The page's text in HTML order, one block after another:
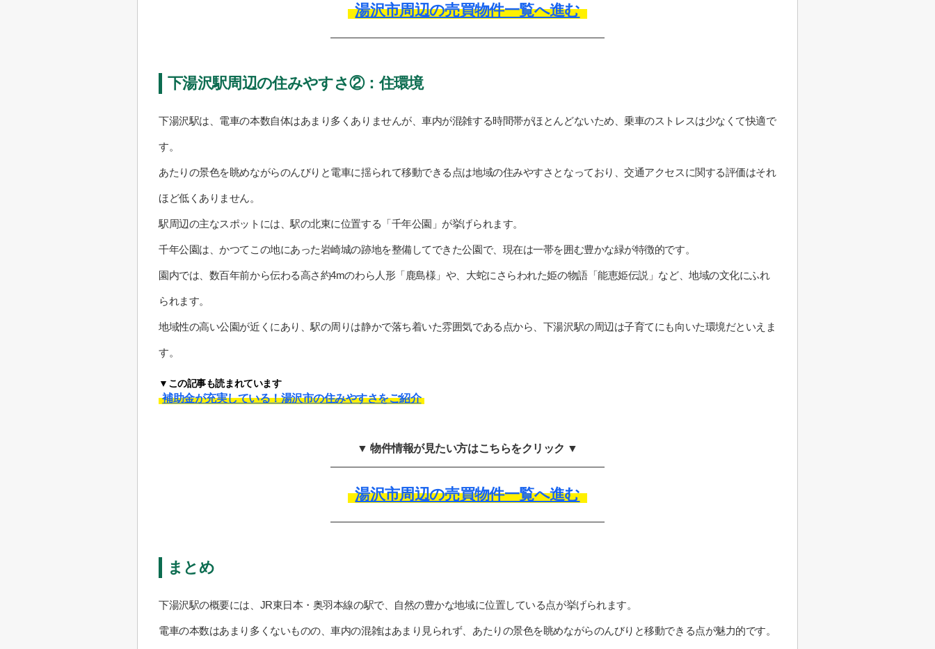
湯沢市周辺の売買物件一覧へ進む
下湯沢駅周辺の住みやすさ②：住環境
下湯沢駅は、電車の本数自体はあまり多くありませんが、車内が混雑する時間帯がほとんどないため、乗車のストレスは少なくて快適で
す。
あたりの景色を眺めながらのんびりと電車に揺られて移動できる点は地域の住みやすさとなっており、交通アクセスに関する評価はそれ
ほど低くありません。
駅周辺の主なスポットには、駅の北東に位置する「千年公園」が挙げられます。
千年公園は、かつてこの地にあった岩崎城の跡地を整備してできた公園で、現在は一帯を囲む豊かな緑が特徴的です。
園内では、数百年前から伝わる高さ約4mのわら人形「鹿島様」や、大蛇にさらわれた姫の物語「能恵姫伝説」など、地域の文化にふれ
られます。
地域性の高い公園が近くにあり、駅の周りは静かで落ち着いた雰囲気である点から、下湯沢駅の周辺は子育てにも向いた環境だといえま
す。
▼この記事も読まれています
補助金が充実している！湯沢市の住みやすさをご紹介
▼ 物件情報が見たい方はこちらをクリック ▼
湯沢市周辺の売買物件一覧へ進む
まとめ
下湯沢駅の概要には、JR東日本・奥羽本線の駅で、自然の豊かな地域に位置している点が挙げられます。
電車の本数はあまり多くないものの、車内の混雑はあまり見られず、あたりの景色を眺めながらのんびりと移動できる点が魅力的です。